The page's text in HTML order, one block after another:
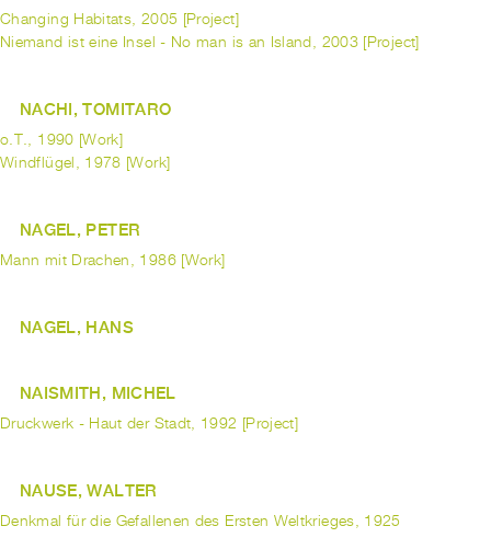
Changing Habitats, 2005 [Project]
Niemand ist eine Insel - No man is an Island, 2003 [Project]
NACHI, TOMITARO
o.T., 1990 [Work]
Windflügel, 1978 [Work]
NAGEL, PETER
Mann mit Drachen, 1986 [Work]
NAGEL, HANS
NAISMITH, MICHEL
Druckwerk - Haut der Stadt, 1992 [Project]
NAUSE, WALTER
Denkmal für die Gefallenen des Ersten Weltkrieges, 1925